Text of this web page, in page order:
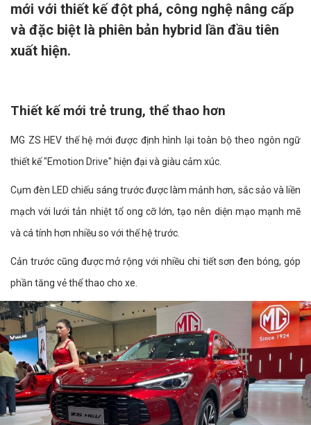
mới với thiết kế đột phá, công nghệ nâng cấp
và đặc biệt là phiên bản hybrid lần đầu tiên
xuất hiện.
Thiết kế mới trẻ trung, thể thao hơn
MG ZS HEV thế hệ mới được định hình lại toàn bộ theo ngôn ngữ
thiết kế "Emotion Drive" hiện đại và giàu cảm xúc.
Cụm đèn LED chiếu sáng trước được làm mảnh hơn, sắc sảo và liền
mạch với lưới tản nhiệt tổ ong cỡ lớn, tạo nên diện mạo mạnh mẽ
và cá tính hơn nhiều so với thế hệ trước.
Cản trước cũng được mở rộng với nhiều chi tiết sơn đen bóng, góp
phần tăng vẻ thể thao cho xe.